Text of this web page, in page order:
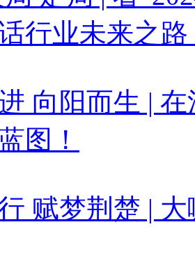
行业未来之路
向阳而生 |
图！
赋梦荆楚 |